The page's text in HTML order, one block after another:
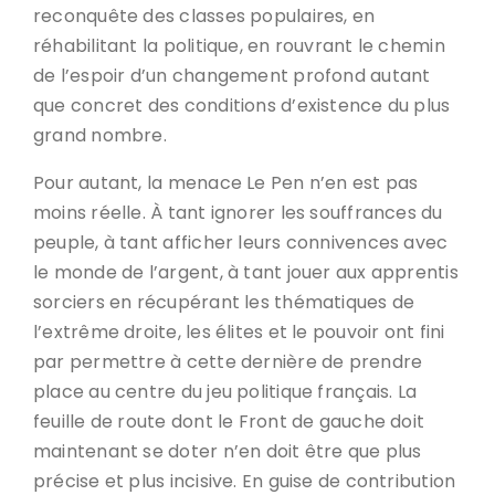
reconquête des classes populaires, en
réhabilitant la politique, en rouvrant le chemin
de l’espoir d’un changement profond autant
que concret des conditions d’existence du plus
grand nombre.
Pour autant, la menace Le Pen n’en est pas
moins réelle. À tant ignorer les souffrances du
peuple, à tant afficher leurs connivences avec
le monde de l’argent, à tant jouer aux apprentis
sorciers en récupérant les thématiques de
l’extrême droite, les élites et le pouvoir ont fini
par permettre à cette dernière de prendre
place au centre du jeu politique français. La
feuille de route dont le Front de gauche doit
maintenant se doter n’en doit être que plus
précise et plus incisive. En guise de contribution